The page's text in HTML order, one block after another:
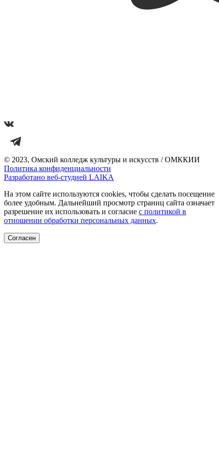
© 2023, Омский колледж культуры и искусств / ОМККИИ
Политика конфиденциальности
Разработано веб-студией LAIKA
На этом сайте используются cookies, чтобы сделать посещение
более удобным. Дальнейший просмотр страниц сайта означает
разрешение их использовать и согласие с политикой в
отношении обработки персональных данных.
Согласен